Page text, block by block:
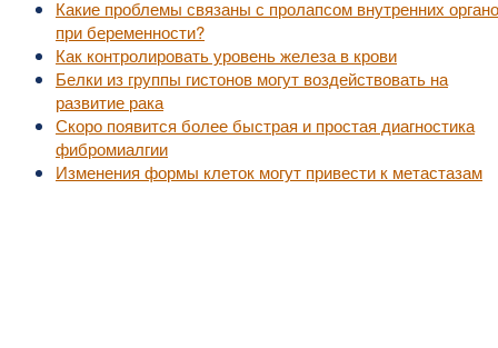
Какие проблемы связаны с пролапсом внутренних
при беременности?
Как контролировать уровень железа в крови
Белки из группы гистонов могут воздействовать на
развитие рака
Скоро появится более быстрая и простая диагностика
фибромиалгии
Изменения формы клеток могут привести к метастазам